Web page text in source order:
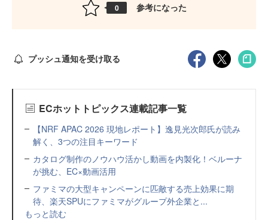
0 参考になった
プッシュ通知を受け取る
ECホットトピックス連載記事一覧
【NRF APAC 2026 現地レポート】逸見光次郎氏が読み
解く、3つの注目キーワード
カタログ制作のノウハウ活かし動画を内製化！ベルーナ
が挑む、EC×動画活用
ファミマの大型キャンペーンに匹敵する売上効果に期
待、楽天SPUにファミマがグループ外企業と...
もっと読む